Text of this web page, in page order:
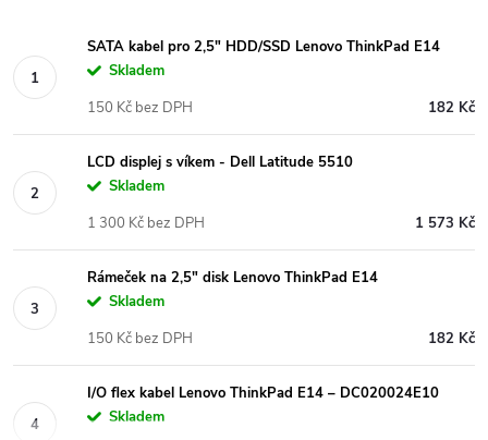
SATA kabel pro 2,5" HDD/SSD Lenovo ThinkPad E14
Skladem
182 Kč
150 Kč bez DPH
LCD displej s víkem - Dell Latitude 5510
Skladem
1 573 Kč
1 300 Kč bez DPH
Rámeček na 2,5" disk Lenovo ThinkPad E14
Skladem
182 Kč
150 Kč bez DPH
I/O flex kabel Lenovo ThinkPad E14 – DC020024E10
Skladem